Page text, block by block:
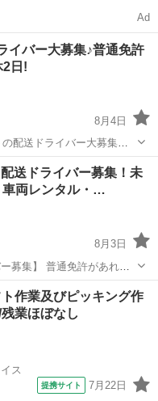
Ad
イバー大募集♪普通免許
2日!
8月4日
配送ドライバー大募集！✨
応援します！【週休2日】
アで、軽くて小さな荷物
送ドライバー募集！未
両レンタル・…
8月3日
募集】 普通免許があれ
希望月収を実現しません
物の積み込みも丁寧に指
作業及びピッキング作
業ほぼなし
ス
提携サイト 7月22日